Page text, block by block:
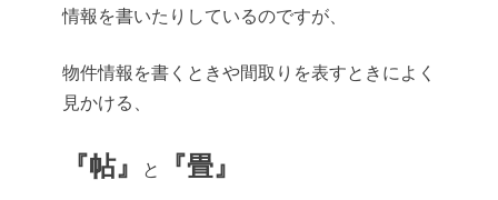
情報を書いたりしているのですが、
物件情報を書くときや間取りを表すときによく
見かける、
『帖』 と 『畳』